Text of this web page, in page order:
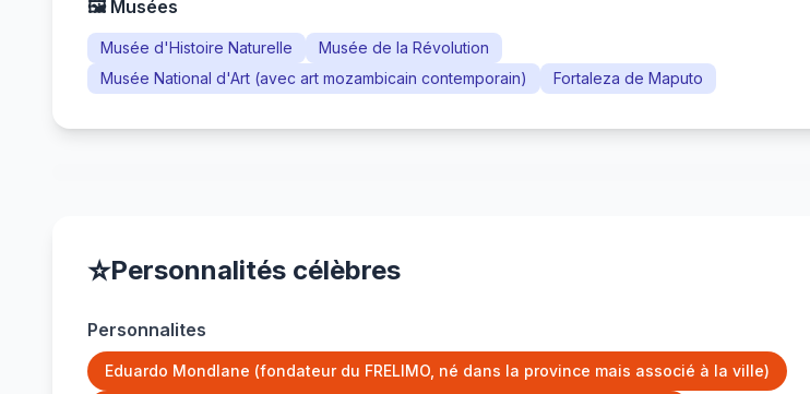
🖼️ Musées
Musée d'Histoire Naturelle
Musée de la Révolution
Musée National d'Art (avec art mozambicain contemporain)
Fortaleza de Maputo
⭐Personnalités célèbres
Personnalites
Eduardo Mondlane (fondateur du FRELIMO, né dans la province mais associé à la ville)